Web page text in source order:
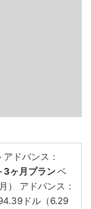
ドバンス：
3ヶ月プランベ
） アドバンス：
ドル（6.29